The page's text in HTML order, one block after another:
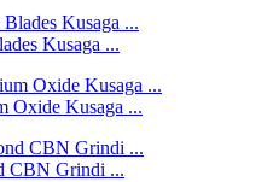
Kusaga ...
Oxide Kusaga ...
CBN Grindi ...